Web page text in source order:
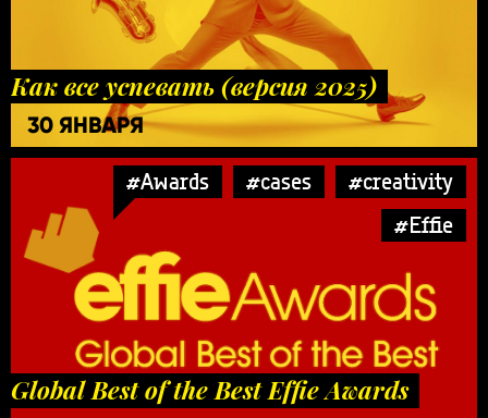
Как все успевать (версия 2025)
30 ЯНВАРЯ
#Awards #cases
#creativity
#Effie
Global Best of the Best Effie Awards